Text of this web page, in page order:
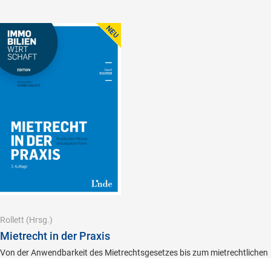
Rollett (Hrsg.)
Mietrecht in der Praxis
Von der Anwendbarkeit des Mietrechtsgesetzes bis zum mietrechtlichen